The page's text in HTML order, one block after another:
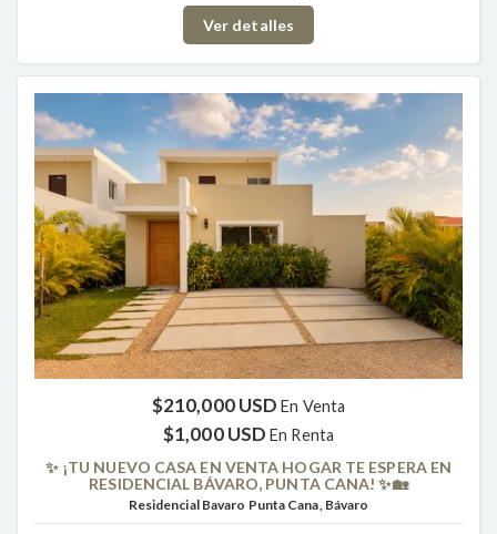
Ver detalles
$210,000 USDEn Venta
$1,000 USDEn Renta
✨ ¡TU NUEVO CASA EN VENTA HOGAR TE ESPERA EN
RESIDENCIAL BÁVARO, PUNTA CANA! ✨🏡
Residencial Bavaro Punta Cana, Bávaro